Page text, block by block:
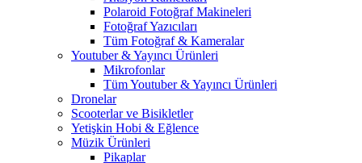
Polaroid Fotoğraf Makineleri
Fotoğraf Yazıcıları
Tüm Fotoğraf & Kameralar
Youtuber & Yayıncı Ürünleri
Mikrofonlar
Tüm Youtuber & Yayıncı Ürünleri
Dronelar
Scooterlar ve Bisikletler
Yetişkin Hobi & Eğlence
Müzik Ürünleri
Pikaplar